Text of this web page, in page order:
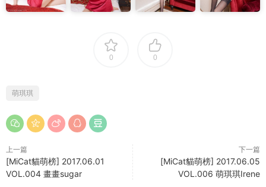
0 0
萌琪琪
上一篇
[MiCat貓萌榜] 2017.06.01
VOL.004 畫畫sugar
下一篇
[MiCat貓萌榜] 2017.06.05
VOL.006 萌琪琪Irene